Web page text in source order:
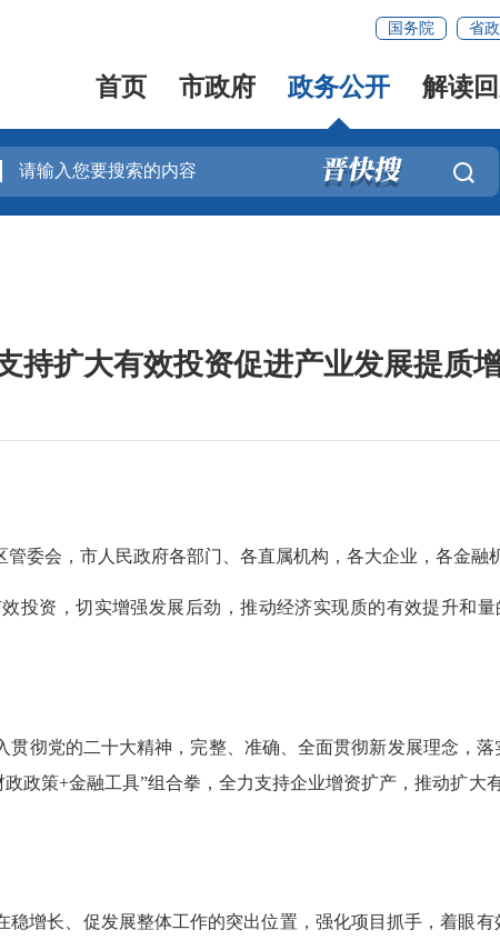
国务院 省
首页 市政府 政务公开 解读
持扩大有效投资促进产业发展提质
委会，市人民政府各部门、各直属机构，各大企业，各金融
资，切实增强发展后劲，推动经济实现质的有效提升和量
党的二十大精神，完整、准确、全面贯彻新发展理念，落
政策+金融工具”组合拳，全力支持企业增资扩产，推动扩
稳增长、促发展整体工作的突出位置，强化项目抓手，着眼有